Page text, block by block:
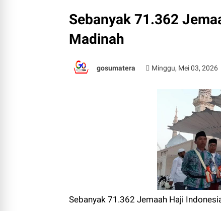
Sebanyak 71.362
Madinah
gosumatera Minggu, Mei 03, 2026
Sebanyak 71.362 Jemaah Haji